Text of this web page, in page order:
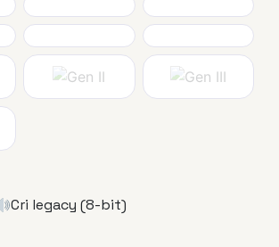
Cri legacy (8-bit)